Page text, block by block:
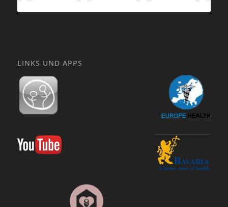
LINKS UND APPS